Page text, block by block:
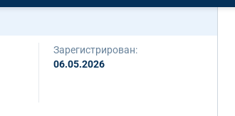
Зарегистрирован:
06.05.2026